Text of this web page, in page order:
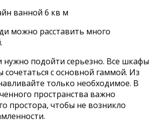
можно расставить много
нужно подойти серьезно. Все шкафы
с основной гаммой. Из
только необходимое. В
пространства важно
простора, чтобы не возникло